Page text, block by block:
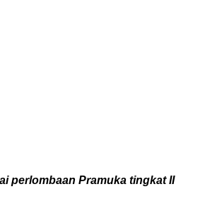
perlombaan Pramuka tingkat II